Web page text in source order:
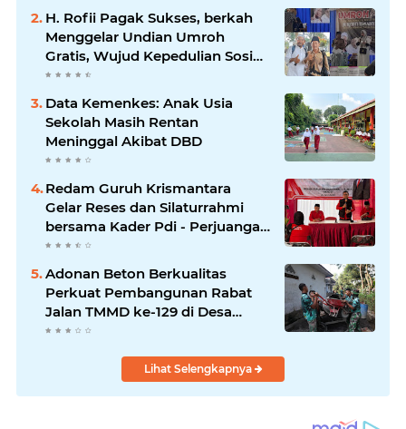
H. Rofii Pagak Sukses, berkah
Menggelar Undian Umroh
Gratis, Wujud Kepedulian Sosial
berbagi.
Data Kemenkes: Anak Usia
Sekolah Masih Rentan
Meninggal Akibat DBD
Redam Guruh Krismantara
Gelar Reses dan Silaturrahmi
bersama Kader Pdi - Perjuangan
Se -Kecamatan Lawang.
Adonan Beton Berkualitas
Perkuat Pembangunan Rabat
Jalan TMMD ke-129 di Desa
Ledoktempuro
Lihat Selengkapnya